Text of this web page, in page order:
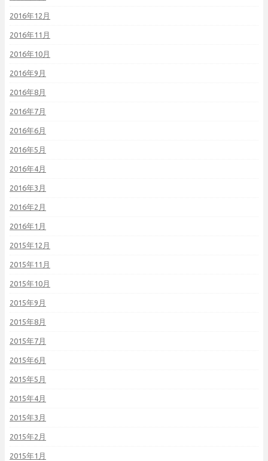
2016年12月
2016年11月
2016年10月
2016年9月
2016年8月
2016年7月
2016年6月
2016年5月
2016年4月
2016年3月
2016年2月
2016年1月
2015年12月
2015年11月
2015年10月
2015年9月
2015年8月
2015年7月
2015年6月
2015年5月
2015年4月
2015年3月
2015年2月
2015年1月